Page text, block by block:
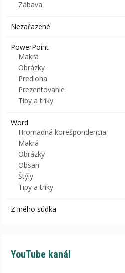
Zábava
Nezařazené
PowerPoint
Makrá
Obrázky
Predloha
Prezentovanie
Tipy a triky
Word
Hromadná korešpondencia
Makrá
Obrázky
Obsah
Štýly
Tipy a triky
Z iného súdka
YouTube kanál